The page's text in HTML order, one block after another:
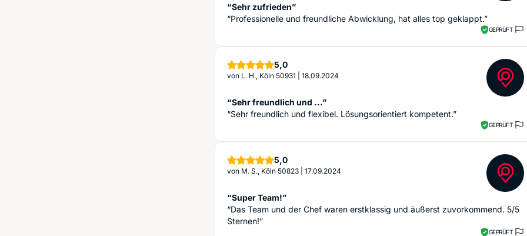
“Sehr zufrieden”
“Professionelle und freundliche Abwicklung, hat alles top geklappt.”
GEPRÜFT
5,0Sterne
von L. H., Köln 50931 18.09.2024
“Sehr freundlich und ...”
“Sehr freundlich und flexibel. Lösungsorientiert kompetent.”
GEPRÜFT
5,0Sterne
von M. S., Köln 50823 17.09.2024
“Super Team!”
“Das Team und der Chef waren erstklassig und äußerst zuvorkommend. 5/5
Sternen!”
GEPRÜFT